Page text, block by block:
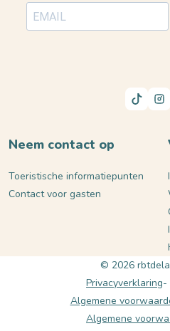
Neem contact op
Toeristische informatiepunten
Contact voor gasten
© 2026
Privacyverklaring
Algemene
Algemene